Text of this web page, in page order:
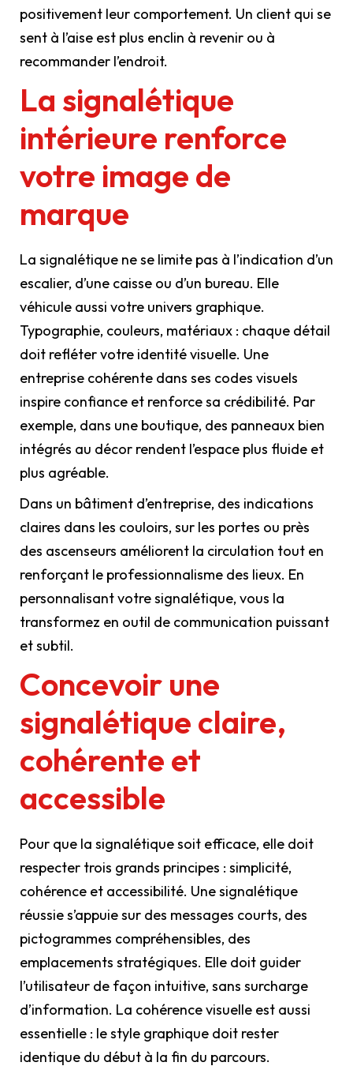
positivement leur comportement. Un client qui se
sent à l’aise est plus enclin à revenir ou à
recommander l’endroit.
La signalétique
intérieure renforce
votre image de
marque
La signalétique ne se limite pas à l’indication d’un
escalier, d’une caisse ou d’un bureau. Elle
véhicule aussi votre univers graphique.
Typographie, couleurs, matériaux : chaque détail
doit refléter votre identité visuelle. Une
entreprise cohérente dans ses codes visuels
inspire confiance et renforce sa crédibilité. Par
exemple, dans une boutique, des panneaux bien
intégrés au décor rendent l’espace plus fluide et
plus agréable.
Dans un bâtiment d’entreprise, des indications
claires dans les couloirs, sur les portes ou près
des ascenseurs améliorent la circulation tout en
renforçant le professionnalisme des lieux. En
personnalisant votre signalétique, vous la
transformez en outil de communication puissant
et subtil.
Concevoir une
signalétique claire,
cohérente et
accessible
Pour que la signalétique soit efficace, elle doit
respecter trois grands principes : simplicité,
cohérence et accessibilité. Une signalétique
réussie s’appuie sur des messages courts, des
pictogrammes compréhensibles, des
emplacements stratégiques. Elle doit guider
l’utilisateur de façon intuitive, sans surcharge
d’information. La cohérence visuelle est aussi
essentielle : le style graphique doit rester
identique du début à la fin du parcours.